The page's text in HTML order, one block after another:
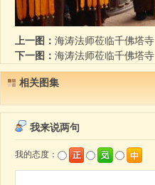
上一图： 海涛法师莅临千佛塔寺
下一图： 海涛法师莅临千佛塔寺
相关图集